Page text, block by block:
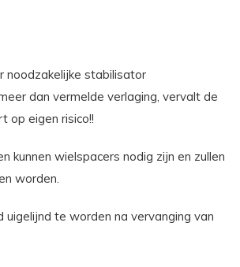
noodzakelijke stabilisator
dan vermelde verlaging, vervalt de
op eigen risico!!
kunnen wielspacers nodig zijn en zullen
worden.
uigelijnd te worden na vervanging van